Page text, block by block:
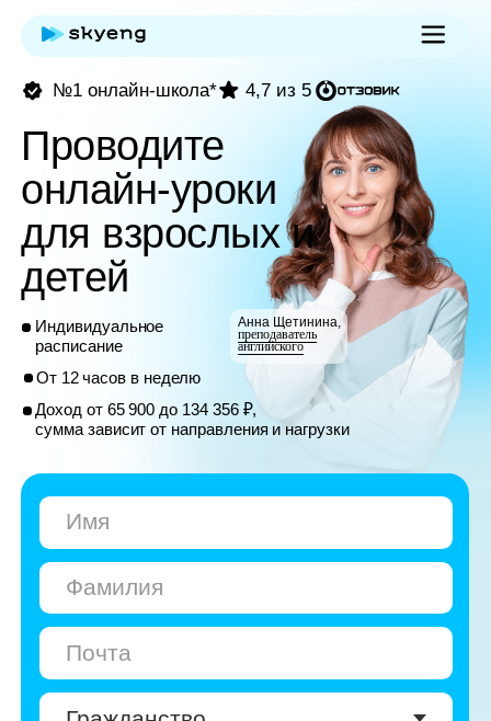
Индивидуальное
расписание
От 12 часов в неделю
Доход от 65 900 до 134 356 ₽,
сумма зависит от направления и нагрузки
4,7 из 5
Проводите
онлайн-уроки
для взрослых и
детей
Анна Щетинина,
преподаватель